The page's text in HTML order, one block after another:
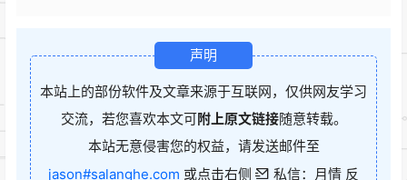
声明
本站上的部份软件及文章来源于互联网，仅供网友学习
交流，若您喜欢本文可附上原文链接随意转载。
本站无意侵害您的权益，请发送邮件至
jason#salanghe.com 或点击右侧
私信：月情 反